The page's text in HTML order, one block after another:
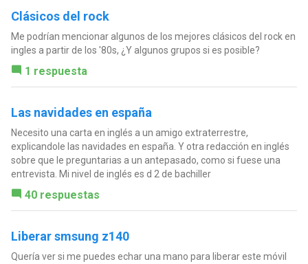
Clásicos del rock
Me podrían mencionar algunos de los mejores clásicos del rock en
ingles a partir de los '80s, ¿Y algunos grupos si es posible?
1 respuesta
Las navidades en españa
Necesito una carta en inglés a un amigo extraterrestre,
explicandole las navidades en españa. Y otra redacción en inglés
sobre que le preguntarias a un antepasado, como si fuese una
entrevista. Mi nivel de inglés es d 2 de bachiller
40 respuestas
Liberar smsung z140
Quería ver si me puedes echar una mano para liberar este móvil